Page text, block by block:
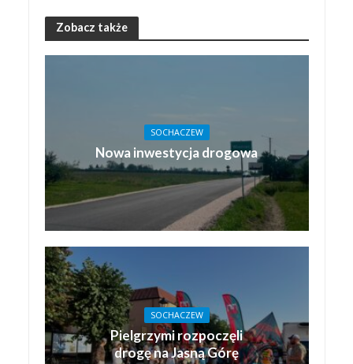
Zobacz także
SOCHACZEW
Nowa inwestycja drogowa
SOCHACZEW
Pielgrzymi rozpoczęli
drogę na Jasną Górę